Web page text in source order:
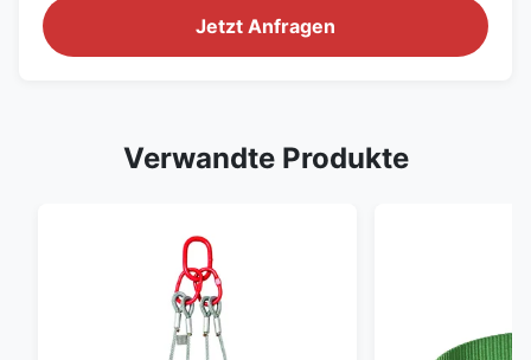
Jetzt Anfragen
Verwandte Produkte